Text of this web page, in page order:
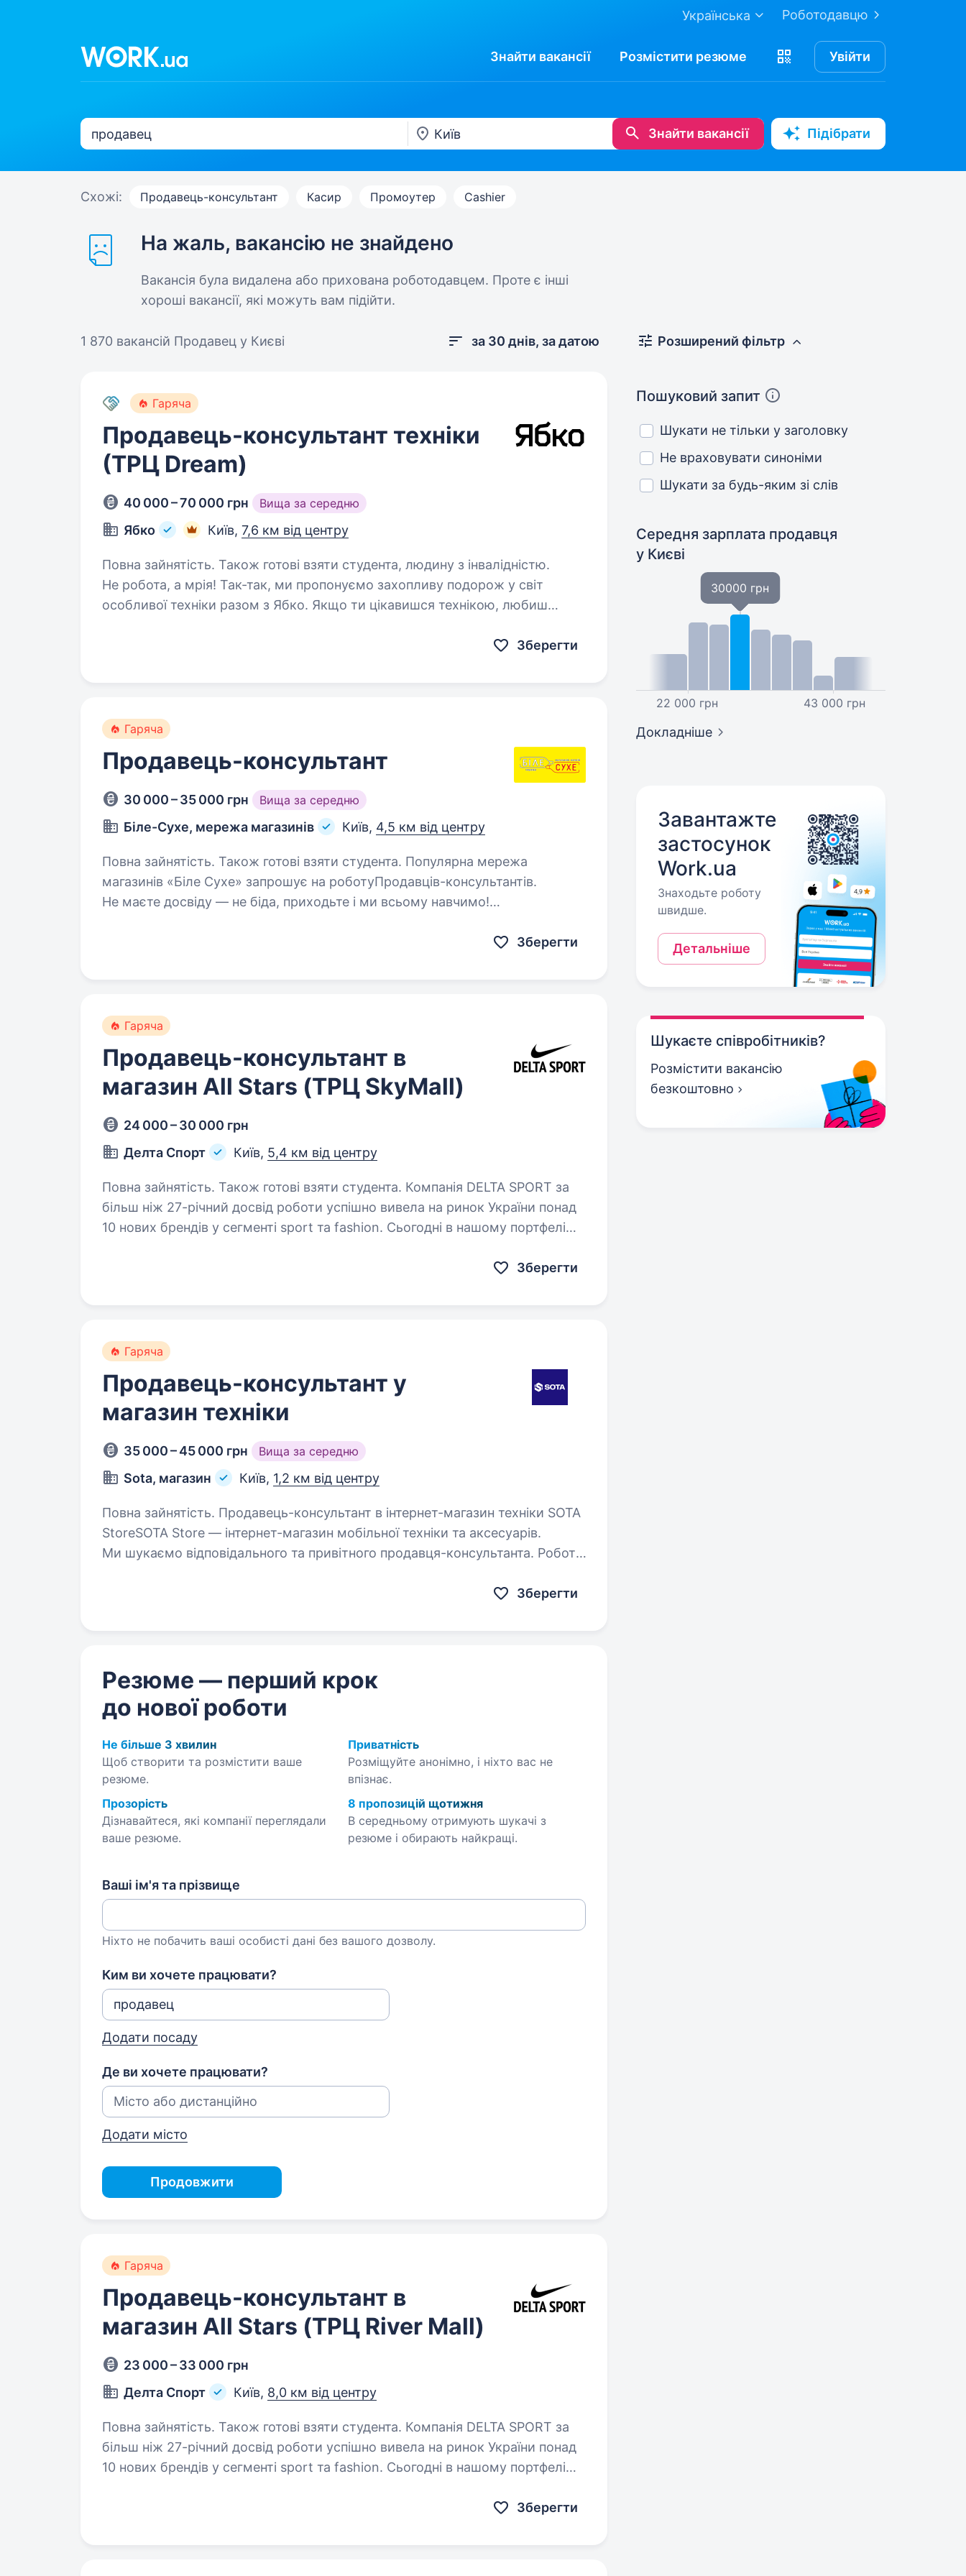
Роботодавцю
Українська
Знайти вакансії Розмістити резюме Увійти
Знайти вакансії Підібрати
Схожі: Продавець-консультант Касир Промоутер Cashier
На жаль, вакансію не знайдено
Вакансія була видалена або прихована роботодавцем. Проте є інші
хороші вакансії, які можуть вам підійти.
1 870 вакансій Продавец у Києві за 30 днів, за датою
Гаряча
Продавець-консультант техніки
(ТРЦ Dream)
40 000 – 70 000 грн Вища за середню
Ябко Київ, 7,6 км від центру
Повна зайнятість. Також готові взяти студента, людину з інвалідністю.
Не робота, а мрія! Так-так, ми пропонуємо захопливу подорож у світ
особливої техніки разом з Ябко. Якщо ти цікавишся технікою, любиш
Зберегти
Гаряча
Продавець-консультант
30 000 – 35 000 грн Вища за середню
Біле-Сухе, мережа магазинів Київ, 4,5 км від центру
Повна зайнятість. Також готові взяти студента. Популярна мережа
магазинів «Біле Сухе» запрошує на роботуПродавців-консультантів.
Не маєте досвіду — не біда, приходьте і ми всьому навчимо!
Зберегти
Гаряча
Продавець-консультант в
магазин All Stars (ТРЦ SkyMall)
24 000 – 30 000 грн
Делта Спорт
Київ, 5,4 км від центру
Повна зайнятість. Також готові взяти студента. Компанія DELTA SPORT за
більш ніж 27-річний досвід роботи успішно вивела на ринок України понад
10 нових брендів у сегменті sport та fashion. Сьогодні в нашому портфелі
Зберегти
Гаряча
Продавець-консультант у
магазин техніки
35 000 – 45 000 грн Вища за середню
Sota, магазин Київ, 1,2 км від центру
Повна зайнятість. Продавець-консультант в інтернет-магазин техніки SOTA
StoreSOTA Store — інтернет-магазин мобільної техніки та аксесуарів.
Ми шукаємо відповідального та привітного продавця-консультанта. Робота
Зберегти
Резюме — перший крок
до нової роботи
Не більше 3 хвилин
Щоб створити та розмістити ваше
резюме.
Приватність
Розміщуйте анонімно, і ніхто вас не
впізнає.
Прозорість
Дізнавайтеся, які компанії переглядали
ваше резюме.
8 пропозицій щотижня
В середньому отримують шукачі з
резюме і обирають найкращі.
Ваші ім'я та прізвище
Ніхто не побачить ваші особисті дані без вашого дозволу.
Ким ви хочете працювати?
Додати посаду
Де ви хочете працювати?
Додати місто
Продовжити
Гаряча
Продавець-консультант в
магазин All Stars (ТРЦ River Mall)
23 000 – 33 000 грн
Делта Спорт
Київ, 8,0 км від центру
Повна зайнятість. Також готові взяти студента. Компанія DELTA SPORT за
більш ніж 27-річний досвід роботи успішно вивела на ринок України понад
10 нових брендів у сегменті sport та fashion. Сьогодні в нашому портфелі
Зберегти
Розширений фільтр
Пошуковий запит
Шукати не тільки у заголовку
Не враховувати синоніми
Шукати за будь-яким зі слів
Середня зарплата продавця
у Києві
22 000 грн
30000 грн
43 000 грн
Докладніше
Завантажте
застосунок
Work.ua
Знаходьте роботу
швидше.
Детальніше
Шукаєте співробітників?
Розмістити вакансію
безкоштовно